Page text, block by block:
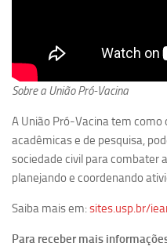
Estrutura do polo
Ciência com Pipoca
Ciência Por Elas
Pint of Science
União Pró-Vacina
Sobre a União Pró-Vacina
A União Pró-Vacina tem
acadêmicas e de pesquisa,
sociedade civil para combater
planejando e coordenando
Saiba mais em:sites.usp.br/
Para receber mais